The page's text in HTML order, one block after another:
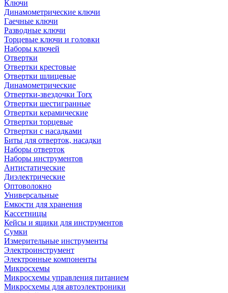
Ключи
Динамометрические ключи
Гаечные ключи
Разводные ключи
Торцевые ключи и головки
Наборы ключей
Отвертки
Отвертки крестовые
Отвертки шлицевые
Динамометрические
Отвертки-звездочки Torx
Отвертки шестигранные
Отвертки керамические
Отвертки торцевые
Отвертки с насадками
Биты для отверток, насадки
Наборы отверток
Наборы инструментов
Антистатические
Диэлектрические
Оптоволокно
Универсальные
Емкости для хранения
Кассетницы
Кейсы и ящики для инструментов
Сумки
Измерительные инструменты
Электроинструмент
Электронные компоненты
Микросхемы
Микросхемы управления питанием
Микросхемы для автоэлектроники